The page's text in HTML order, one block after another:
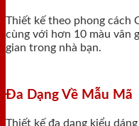
Thiết kế theo phong cách
cùng với hơn 10 màu vân
gian trong nhà bạn.
Đa Dạng Về Mẫu Mã
Thiết kế đa dạng kiểu